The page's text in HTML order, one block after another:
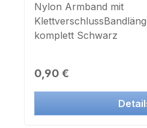
Nylon Armband mit
komplett Schwarz
Regulärer Preis:
0,90 €